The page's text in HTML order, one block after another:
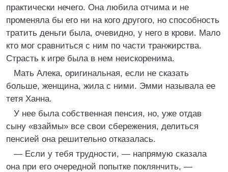
практически нечего. Она любила отчима и не
променяла бы его ни на кого другого, но способность
тратить деньги была, очевидно, у него в крови. Мало
кто мог сравниться с ним по части транжирства.
Страсть к игре была в нем неискоренима.
Мать Алека, оригинальная, если не сказать
больше, женщина, жила с ними. Эмми называла ее
тетя Ханна.
У нее была собственная пенсия, но, уже отдав
сыну «взаймы» все свои сбережения, делиться
пенсией она решительно отказалась.
— Если у тебя трудности, — напрямую сказала
она при его очередной попытке поклянчить, —